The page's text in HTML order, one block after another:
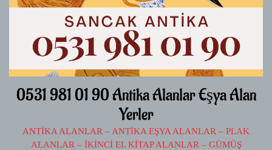
İçeriğe
0531 981 01 90 Antika Alanlar Eşya Alan
Yerler
ANTIKA ALANLAR – ANTIKA EŞYA ALANLAR – PLAK
ALANLAR – İKINCI EL KITAP ALANLAR – GÜMÜŞ